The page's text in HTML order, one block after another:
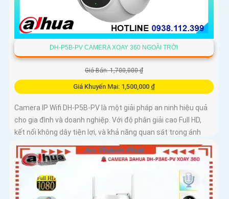
DH-P5B-PV CAMERA XOAY 360 NGOÀI TRỜI
Giá Bán: 1,700,000 ₫
Giá Khuyến Mại: 1,500,000 ₫
Camera IP Wifi DH-P5B-PV là một giải pháp an ninh hiệu quả
cho gia đình và doanh nghiệp. Với độ phân giải cao Full HD,
kết nối không dây tiện lợi, và khả năng quan sát trong ánh
sáng yếu, camera giúp bạn theo dõi mọi góc cạnh một cách
rõ ràng